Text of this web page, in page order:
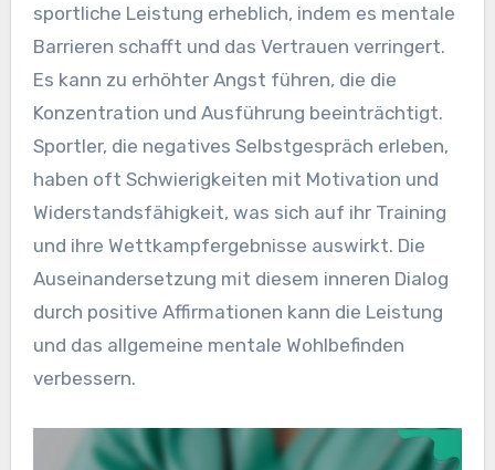
sportliche Leistung erheblich, indem es mentale
Barrieren schafft und das Vertrauen verringert.
Es kann zu erhöhter Angst führen, die die
Konzentration und Ausführung beeinträchtigt.
Sportler, die negatives Selbstgespräch erleben,
haben oft Schwierigkeiten mit Motivation und
Widerstandsfähigkeit, was sich auf ihr Training
und ihre Wettkampfergebnisse auswirkt. Die
Auseinandersetzung mit diesem inneren Dialog
durch positive Affirmationen kann die Leistung
und das allgemeine mentale Wohlbefinden
verbessern.